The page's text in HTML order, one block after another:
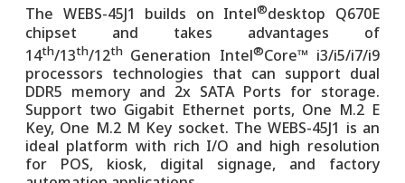
The WEBS-45J1 builds on Intel®desktop Q670E
chipset and takes advantages of
14th/13th/12th Generation Intel®Core™ i3/i5/i7/i9
processors technologies that can support dual
DDR5 memory and 2x SATA Ports for storage.
Support two Gigabit Ethernet ports, One M.2 E
Key, One M.2 M Key socket. The WEBS-45J1 is an
ideal platform with rich I/O and high resolution
for POS, kiosk, digital signage, and factory